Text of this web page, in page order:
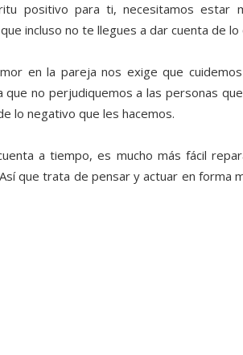
positivo para ti, necesitamos estar
incluso no te llegues a dar cuenta de lo
en la pareja nos exige que
que no perjudiquemos a las personas
lo negativo que les hacemos.
a tiempo, es mucho más fácil
que trata de pensar y actuar en forma